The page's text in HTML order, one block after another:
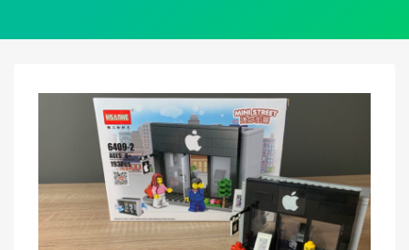
Klemmbausteinen